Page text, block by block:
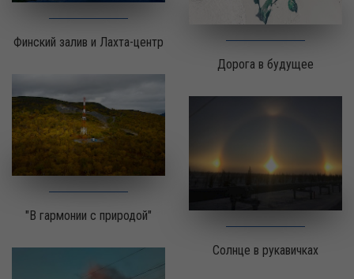
Финский залив и Лахта-центр
Дорога в будущее
"В гармонии с природой"
Солнце в рукавичках